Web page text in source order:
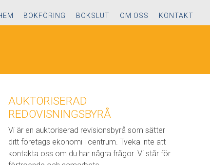
BOKFÖRING BOKSLUT OM OSS KONTAKT
AUKTORISERAD
REDOVISNINGSBYRÅ
Vi är en auktoriserad revisionsbyrå som sätter
ditt företags ekonomi i centrum. Tveka inte att
kontakta oss om du har några frågor. Vi står för